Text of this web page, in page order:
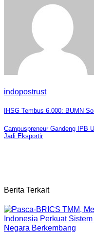
indopostrust
Navigasi
pos
IHSG Tembus 6.000: BUMN
Campuspreneur Gandeng IPB
Jadi Eksportir
Berita Terkait